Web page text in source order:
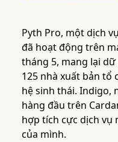
Pyth Pro, một dịch
đã hoạt động trên
tháng 5, mang lại
125 nhà xuất bản tổ
hệ sinh thái. Indigo,
hàng đầu trên
hợp tích cực dịch vụ
của mình.